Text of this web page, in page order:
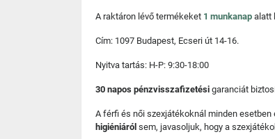
A raktáron lévő termékeket 1 munkanap alatt
Cím: 1097 Budapest, Ecseri út 14-16.
Nyitva tartás: H-P: 9:30-18:00
30 napos pénzvisszafizetési garanciát
A férfi és női szexjátékoknál minden esetben
higiéniáról sem, javasoljuk, hogy a